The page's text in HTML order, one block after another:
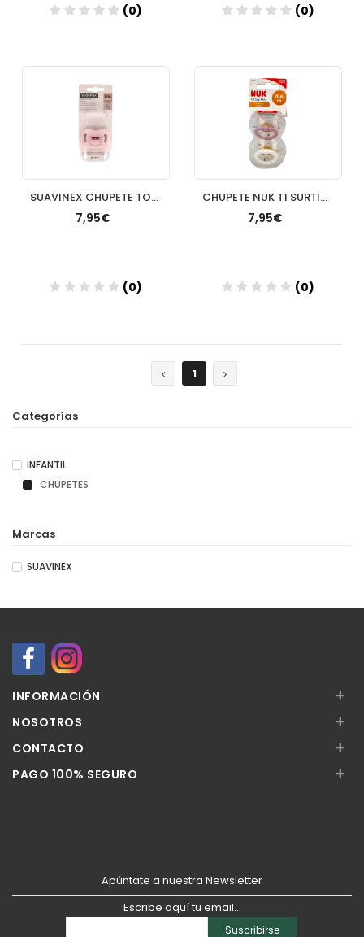
(0) (0)
Añadir
SUAVINEX CHUPETE TODO SILICONA TETFISIOLOGICA 06 M
7,95€
(0)
CHUPETE NUK T1 SURTIDO 2 UN
7,95€
(0)
1
Categorías
INFANTIL
CHUPETES
Marcas
SUAVINEX
INFORMACIÓN +
NOSOTROS +
CONTACTO +
PAGO 100% SEGURO +
Apúntate a nuestra Newsletter
Escribe aquí tu email...
Suscribirse